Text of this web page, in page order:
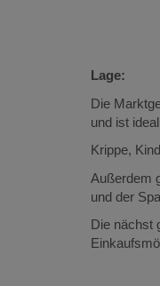
Lage:
Die
und ist
Krippe,
Außerdem
und der
Die nächst